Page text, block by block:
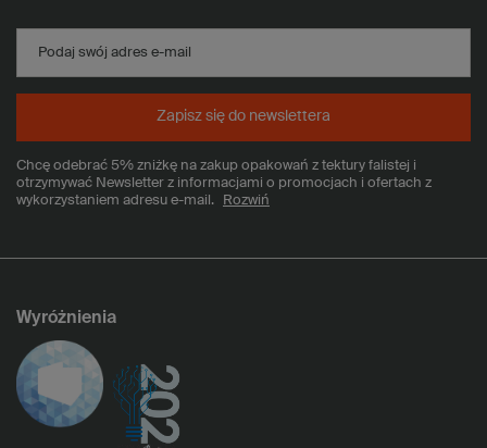
Podaj swój adres e-mail
Chcę odebrać 5% zniżkę na zakup opakowań z tektury falistej i
otrzymywać Newsletter z informacjami o promocjach i ofertach z
wykorzystaniem adresu e-mail.
Rozwiń
Zapisz się do newslettera
Wyróżnienia